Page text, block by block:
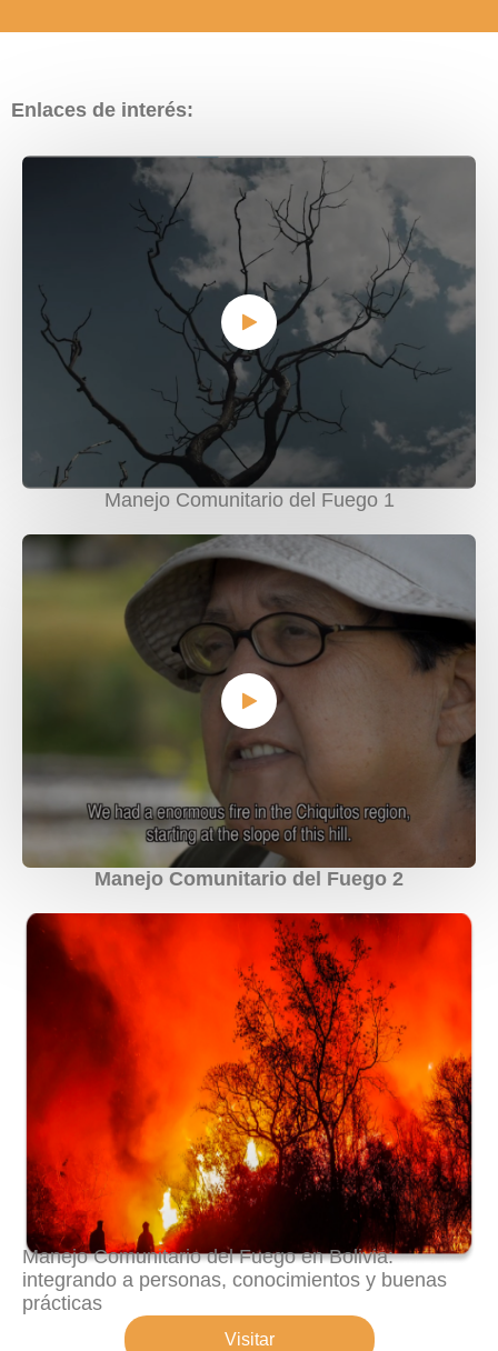
Enlaces de interés:
Manejo Comunitario del Fuego 1
Manejo Comunitario del Fuego 2
Manejo Comunitario del Fuego en Bolivia:
integrando a personas, conocimientos y buenas
prácticas
Visitar